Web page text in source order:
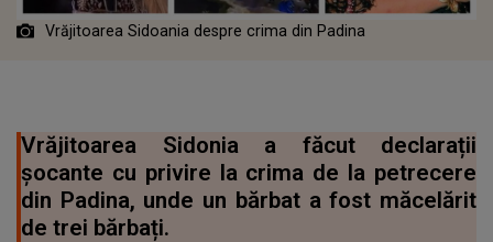
Vrăjitoarea Sidoania despre crima din Padina
Vrăjitoarea Sidonia a făcut declarații
șocante cu privire la crima de la petrecere
din Padina, unde un bărbat a fost măcelărit
de trei bărbați.